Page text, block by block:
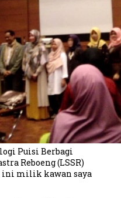
Puisi Berbagi
Reboeng (LSSR)
ini milik kawan saya